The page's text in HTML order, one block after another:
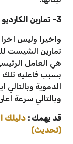
3- تمارين الكارديو
واخيرا وليس اخرا
تمارين الشيست
هي العامل
بسبب فاعلية تلك
الدموية
وبالتالي سرعة
قد يهمك : دليلك
(تحديث)